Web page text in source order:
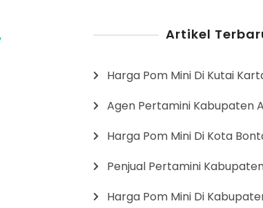
Artikel
Harga Pom Mini Di Kutai
Agen Pertamini Kabupaten
Harga Pom Mini Di Kota
Penjual Pertamini
Harga Pom Mini Di